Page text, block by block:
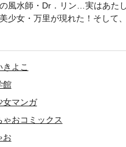
風水師・Dr．リン…実はあた
少女・万里が現れた！そして
覚めた能力であたしが万里の
きよこ
館
女マンガ
ゃおコミックス
お